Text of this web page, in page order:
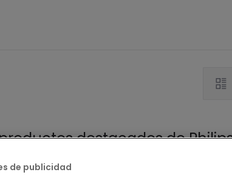
destacados de
de publicidad